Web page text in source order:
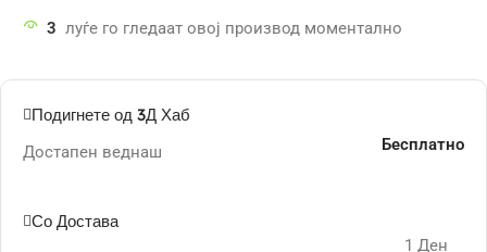
3 луѓе го гледаат овој производ моментално
Подигнете од 3Д Хаб
Достапен веднаш Бесплатно
Со Достава
1 Ден